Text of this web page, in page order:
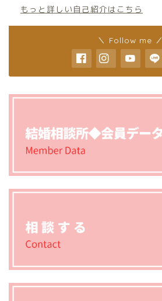
もっと詳しい自己紹介はこちら
＼ Follow me ／